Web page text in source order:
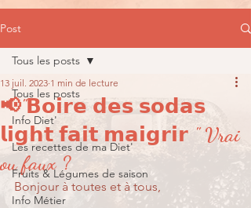
Post
Tous les posts
Info Diet'
Les recettes de ma Diet'
Fruits & Légumes de saison
Info Métier
Tous les posts
📢"𝗕𝗼𝗶𝗿𝗲 𝗱𝗲𝘀 𝘀𝗼𝗱𝗮𝘀
𝗹𝗶𝗴𝗵𝘁 𝗳𝗮𝗶𝘁 𝗺𝗮𝗶𝗴𝗿𝗶𝗿 " Vrai
ou faux ?
13 juil. 2023 1 min de lecture
Bonjour à toutes et à tous,